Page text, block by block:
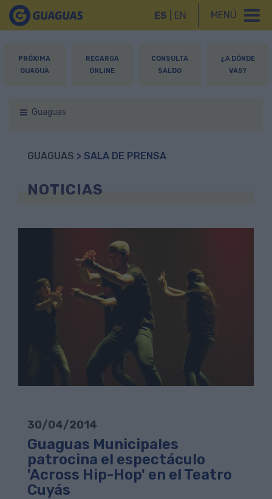
MENÚ
ES EN
PRÓXIMA
GUAGUA
RECARGA
ONLINE
CONSULTA
SALDO
¿A DÓNDE
VAS?
Guaguas
GUAGUAS > SALA DE PRENSA
NOTICIAS
30/04/2014
Guaguas Municipales
patrocina el espectáculo
'Across Hip-Hop' en el Teatro
Cuyás